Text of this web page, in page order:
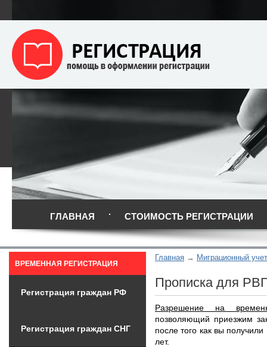
ГЛАВНАЯ СТОИМОСТЬ РЕГИСТРАЦИИ
Главная Миграционный
Прописка для
Разрешение на
позволяющий приезжим
после того как вы
лет.
ВРЕМЕННАЯ РЕГИСТРАЦИЯ
Регистрация граждан РФ
Регистрация граждан СНГ